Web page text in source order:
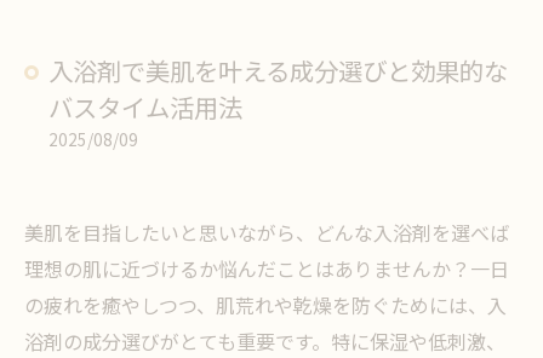
入浴剤で美肌を叶える成分選びと効果的な
バスタイム活用法
2025/08/09
美肌を目指したいと思いながら、どんな入浴剤を選べば
理想の肌に近づけるか悩んだことはありませんか？一日
の疲れを癒やしつつ、肌荒れや乾燥を防ぐためには、入
浴剤の成分選びがとても重要です。特に保湿や低刺激、